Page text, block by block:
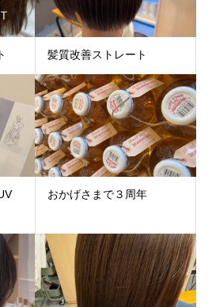
髪質改善ストレート
おかげさまで３周年